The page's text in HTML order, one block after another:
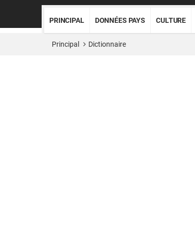
PRINCIPAL DONNÉES PAYS CULTURE
Principal Dictionnaire